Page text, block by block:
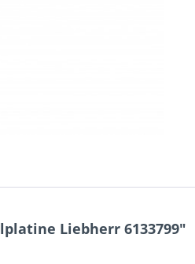
Liebherr 6133799"